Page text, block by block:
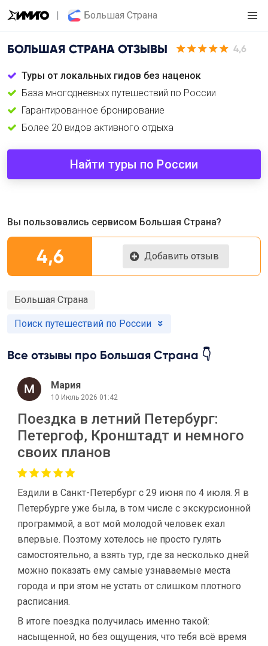
Большая Страна
БОЛЬШАЯ СТРАНА ОТЗЫВЫ 4,6
Туры от локальных гидов без наценок
База многодневных путешествий по России
Гарантированное бронирование
Более 20 видов активного отдыха
Найти туры по России
Вы пользовались сервисом Большая Страна?
4,6 Добавить отзыв
Большая Страна
Поиск путешествий по России
Все отзывы про Большая Страна 👇
Мария
10 Июль 2026 01:42
Поездка в летний Петербург:
Петергоф, Кронштадт и немного
своих планов
Ездили в Санкт-Петербург с 29 июня по 4 июля. Я в
Петербурге уже была, в том числе с экскурсионной
программой, а вот мой молодой человек ехал
впервые. Поэтому хотелось не просто гулять
самостоятельно, а взять тур, где за несколько дней
можно показать ему самые узнаваемые места
города и при этом не устать от слишком плотного
расписания.
В итоге поездка получилась именно такой:
насыщенной, но без ощущения, что тебя всё время